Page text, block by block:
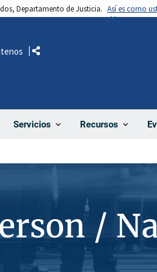
Departamento de Justicia. Así es como
Servicios Recursos
Comparte
/